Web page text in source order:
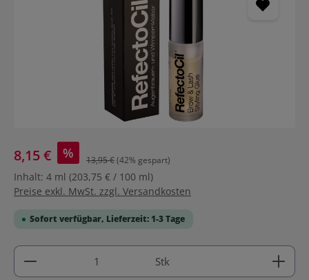
8,15 € % 13,95 €(42% gespart)
Inhalt: 4 ml (203,75 € / 100 ml)
Preise exkl. MwSt. zzgl. Versandkosten
Sofort verfügbar, Lieferzeit: 1-3 Tage
Produkt Anzahl: Gib den gewünschten Wert ein
Stk